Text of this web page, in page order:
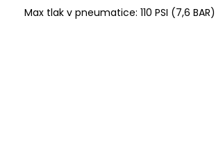
Max tlak v pneumatice: 110 PSI (7,6 BAR)